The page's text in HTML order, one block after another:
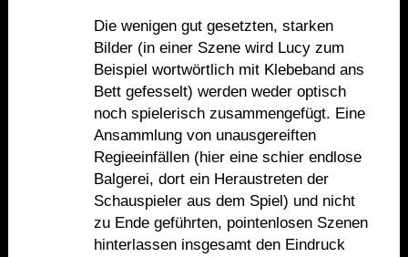
Die wenigen gut gesetzten, starken
Bilder (in einer Szene wird Lucy zum
Beispiel wortwörtlich mit Klebeband ans
Bett gefesselt) werden weder optisch
noch spielerisch zusammengefügt. Eine
Ansammlung von unausgereiften
Regieeinfällen (hier eine schier endlose
Balgerei, dort ein Heraustreten der
Schauspieler aus dem Spiel) und nicht
zu Ende geführten, pointenlosen Szenen
hinterlassen insgesamt den Eindruck